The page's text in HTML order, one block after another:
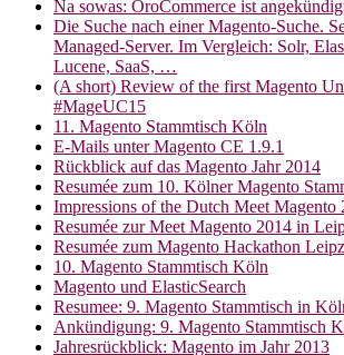
Na sowas: OroCommerce ist
Die Suche nach einer Magento-Suche.
Managed-Server. Im Vergleich: Solr,
Lucene, SaaS, …
(A short) Review of the first Magento
#MageUC15
11. Magento Stammtisch Köln
E-Mails unter Magento CE 1.9.1
Rückblick auf das Magento Jahr 2014
Resumée zum 10. Kölner Magento
Impressions of the Dutch Meet Magento
Resumée zur Meet Magento 2014 in
Resumée zum Magento Hackathon
10. Magento Stammtisch Köln
Magento und ElasticSearch
Resumee: 9. Magento Stammtisch in
Ankündigung: 9. Magento Stammtisch
Jahresrückblick: Magento im Jahr 2013